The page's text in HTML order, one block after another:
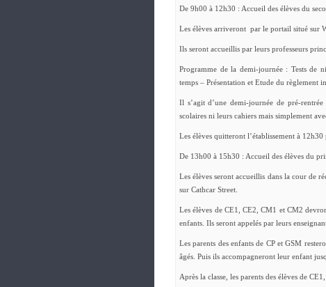
De 9h00 à 12h30 : Accueil des élèves du
Les élèves arriveront par le portail situé sur
Ils seront accueillis par leurs professeurs
Programme de la demi-journée : Tests de
temps – Présentation et Etude du règlement
Il s’agit d’une demi-journée de pré-
scolaires ni leurs cahiers mais simplement
Les élèves quitteront l’établissement à
De 13h00 à 15h30 : Accueil des élèves du
Les élèves seront accueillis dans la cour de
sur Cathcar Street.
Les élèves de CE1, CE2, CM1 et CM2
enfants. Ils seront appelés par leurs
Les parents des enfants de CP et GSM
âgés. Puis ils accompagneront leur enfant
Après la classe, les parents des élèves de